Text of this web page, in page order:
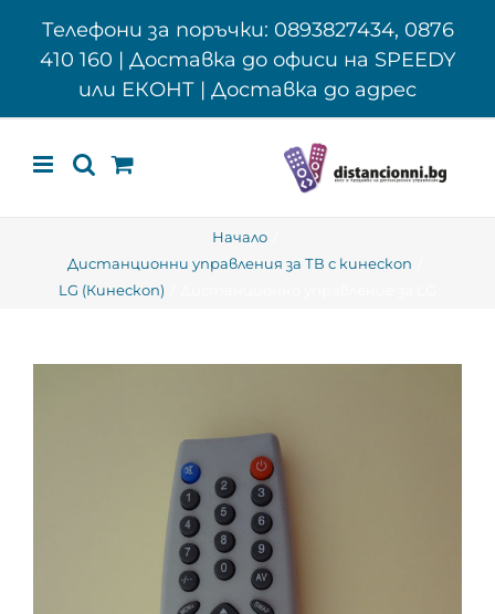
Телефони за поръчки: 0893827434, 0876
410 160 | Доставка до офиси на SPEEDY
или ЕКОНТ | Доставка до адрес
Начало
Дистанционни управления за ТВ с кинескоп
LG (Кинескоп)